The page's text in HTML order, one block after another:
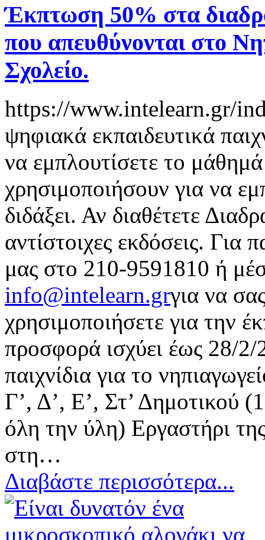
Έκπτωση 50% στα
που απευθύνονται στο
Σχολείο.
https://www.intelearn.gr/
ψηφιακά εκπαιδευτικά
να εμπλουτίσετε το
χρησιμοποιήσουν για να
διδάξει. Αν διαθέτετε
αντίστοιχες εκδόσεις. Για
μας στο 210-9591810 ή
info@intelearn.grγια να
χρησιμοποιήσετε για την
προσφορά ισχύει έως 28/
παιχνίδια για το
Γ’, Δ’, Ε’, Στ’ Δημοτικού
όλη την ύλη) Εργαστήρι
στη…
Διαβάστε περισσότερα...